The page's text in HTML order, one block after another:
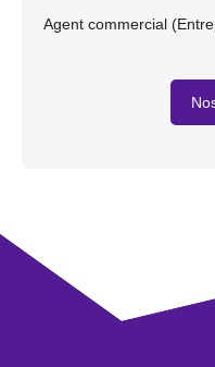
Agent commercial